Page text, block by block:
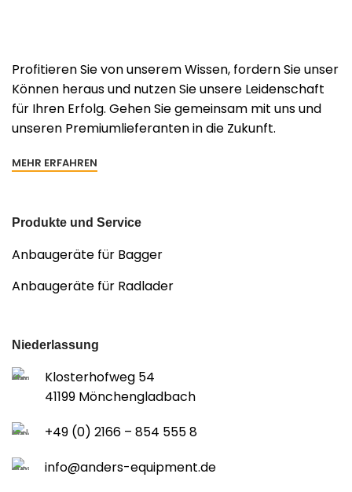
Profitieren Sie von unserem Wissen, fordern Sie unser
Können heraus und nutzen Sie unsere Leidenschaft
für Ihren Erfolg. Gehen Sie gemeinsam mit uns und
unseren Premiumlieferanten in die Zukunft.
MEHR ERFAHREN
Produkte und Service
Anbaugeräte für Bagger
Anbaugeräte für Radlader
Niederlassung
Klosterhofweg 54
41199 Mönchengladbach
+49 (0) 2166 – 854 555 8
info@anders-equipment.de